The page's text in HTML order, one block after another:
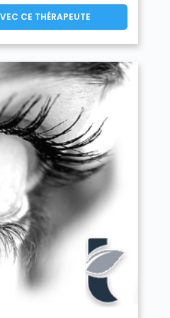
91720
Grigny 91350
91590
91430
Itteville 91760
Janvry 91640
La Ferté-Alais 91590
du-Bois 91620
Lardy 91510
91830
CE THÉRAPEUTE